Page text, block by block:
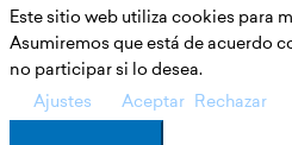
Este sitio web utiliza cookies para
Asumiremos que está de acuerdo
no participar si lo desea.
Ajustes
Aceptar Rechazar